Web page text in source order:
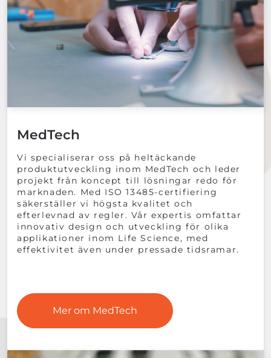
MedTech
Vi specialiserar oss på heltäckande
produktutveckling inom MedTech och leder
projekt från koncept till lösningar redo för
marknaden. Med ISO 13485-certifiering
säkerställer vi högsta kvalitet och
efterlevnad av regler. Vår expertis omfattar
innovativ design och utveckling för olika
applikationer inom Life Science, med
effektivitet även under pressade tidsramar.
Mer om MedTech